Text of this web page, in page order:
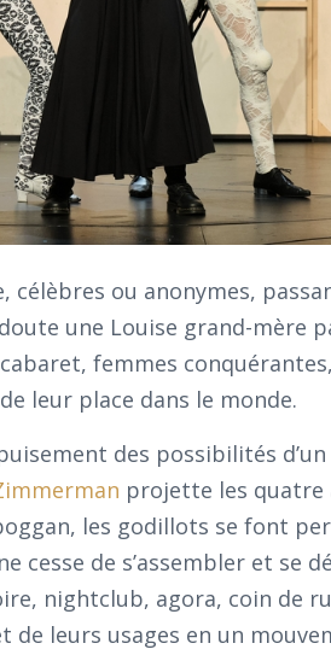
célèbres ou anonymes,
une Louise grand-mère
femmes
leur place dans le monde.
des possibilités
projette les quatre
les godillots se font
cesse de s’assembler et se
nightclub, agora, coin de
leurs usages en un